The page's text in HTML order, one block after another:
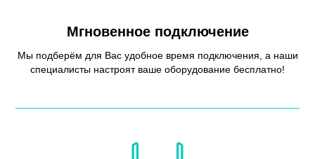
Мгновенное подключение
Мы подберём для Вас удобное время подключения, а наши
специалисты настроят ваше оборудование бесплатно!